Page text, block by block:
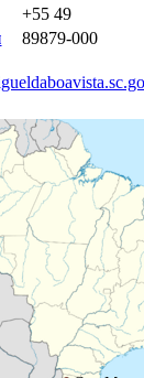
+55 49
89879-000